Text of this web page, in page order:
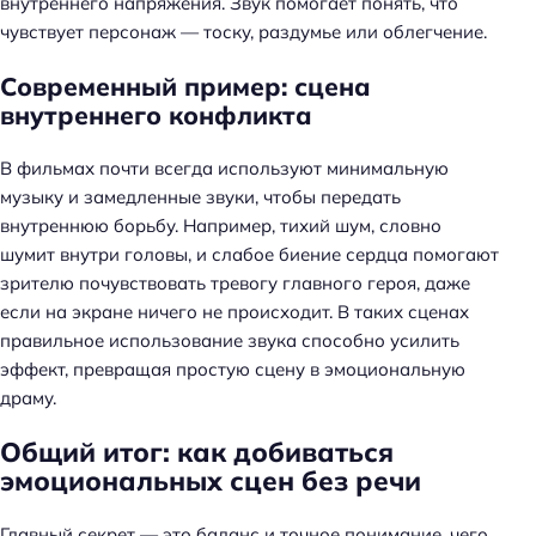
чувствует персонаж — тоску, раздумье или облегчение.
Современный пример: сцена
внутреннего конфликта
В фильмах почти всегда используют минимальную
музыку и замедленные звуки, чтобы передать
внутреннюю борьбу. Например, тихий шум, словно
шумит внутри головы, и слабое биение сердца помогают
зрителю почувствовать тревогу главного героя, даже
если на экране ничего не происходит. В таких сценах
правильное использование звука способно усилить
эффект, превращая простую сцену в эмоциональную
драму.
Общий итог: как добиваться
эмоциональных сцен без речи